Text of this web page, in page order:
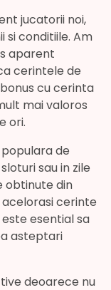
jucatorii noi,
si conditiile. Am
aparent
cerintele de
cu cerinta
mai valoros
ori.
de
sau in zile
obtinute din
cerinte
esential sa
asteptari
deoarece nu